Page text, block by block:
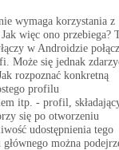
wymaga korzystania z
więc ono przebiega?
w Androidzie
Może się jednak
rozpoznać konkretną
profilu
itp. - profil,
się po otworzeniu
udostępnienia tego
można